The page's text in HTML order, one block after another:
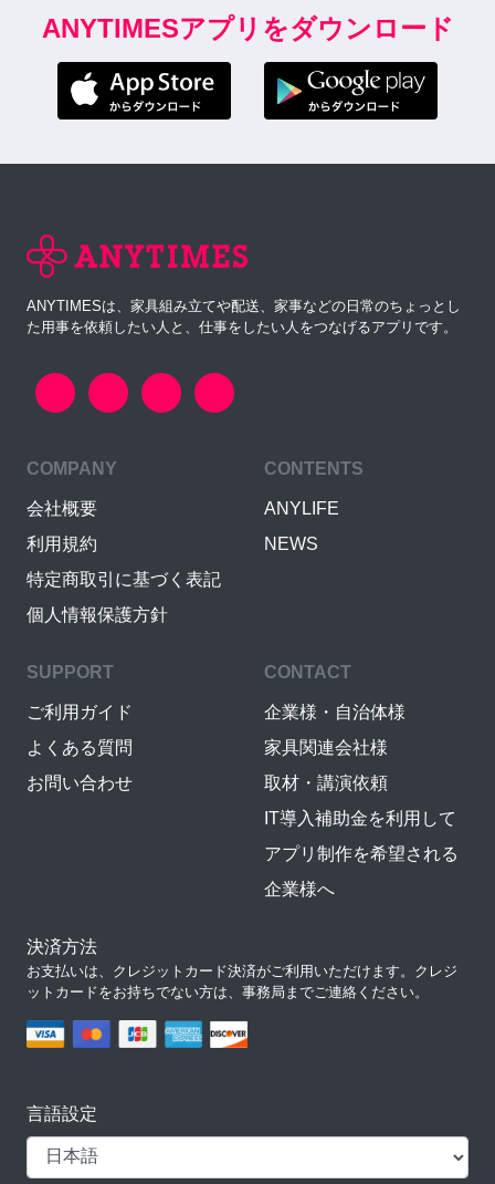
ANYTIMESアプリをダウンロード
ANYTIMESは、家具組み立てや配送、家事などの日常のちょっとし
た用事を依頼したい人と、仕事をしたい人をつなげるアプリです。
COMPANY
会社概要
利用規約
特定商取引に基づく表記
個人情報保護方針
CONTENTS
ANYLIFE
NEWS
SUPPORT
ご利用ガイド
よくある質問
お問い合わせ
CONTACT
企業様・自治体様
家具関連会社様
取材・講演依頼
IT導入補助金を利用して
アプリ制作を希望される
企業様へ
決済方法
お支払いは、クレジットカード決済がご利用いただけます。クレジ
ットカードをお持ちでない方は、事務局までご連絡ください。
言語設定